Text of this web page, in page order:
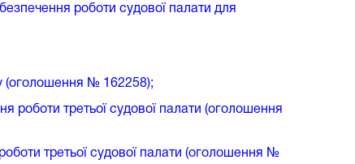
роботи судової палати для
(оголошення № 162258);
роботи третьої судової палати (оголошення
третьої судової палати (оголошення №